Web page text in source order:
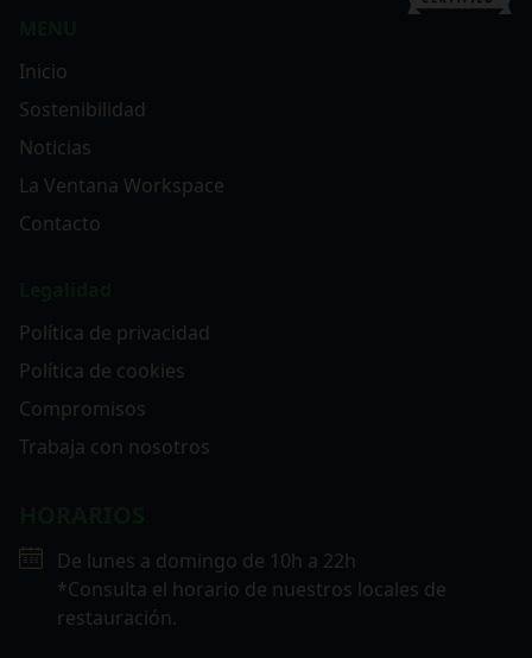
Inicio
Sostenibilidad
Noticias
La Ventana Workspace
Contacto
Política de privacidad
Política de cookies
Compromisos
Trabaja con nosotros
De lunes a domingo de 10h a 22h
*Consulta el horario de nuestros locales de
restauración.